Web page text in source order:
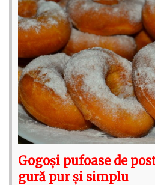
Gogoși pufoase de
gură pur și simplu